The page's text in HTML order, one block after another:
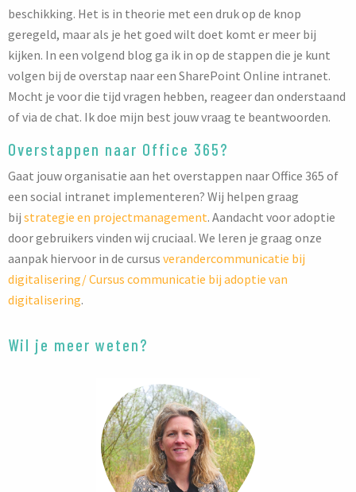
beschikking. Het is in theorie met een druk op de knop
geregeld, maar als je het goed wilt doet komt er meer bij
kijken. In een volgend blog ga ik in op de stappen die je kunt
volgen bij de overstap naar een SharePoint Online intranet.
Mocht je voor die tijd vragen hebben, reageer dan onderstaand
of via de chat. Ik doe mijn best jouw vraag te beantwoorden.
Overstappen naar Office 365?
Gaat jouw organisatie aan het overstappen naar Office 365 of
een social intranet implementeren? Wij helpen graag
bij strategie en projectmanagement. Aandacht voor adoptie
door gebruikers vinden wij cruciaal. We leren je graag onze
aanpak hiervoor in de cursus verandercommunicatie bij
digitalisering/ Cursus communicatie bij adoptie van
digitalisering.
Wil je meer weten?